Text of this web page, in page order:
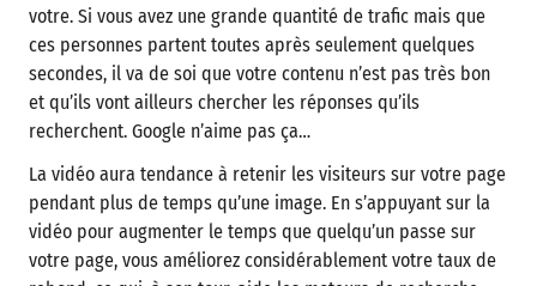
votre. Si vous avez une grande quantité de trafic mais que
ces personnes partent toutes après seulement quelques
secondes, il va de soi que votre contenu n’est pas très bon
et qu’ils vont ailleurs chercher les réponses qu’ils
recherchent. Google n’aime pas ça…
La vidéo aura tendance à retenir les visiteurs sur votre page
pendant plus de temps qu’une image. En s’appuyant sur la
vidéo pour augmenter le temps que quelqu’un passe sur
votre page, vous améliorez considérablement votre taux de